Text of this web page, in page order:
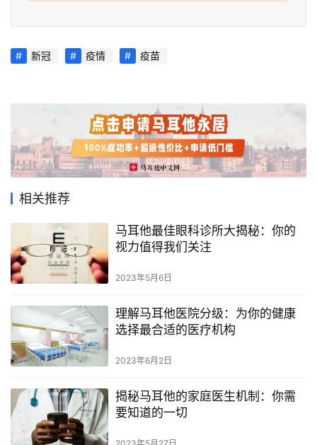
首
旅
略
生
活
指
新冠 疫情 疫苗
相关推荐
马耳他最佳眼科诊所大揭秘：你的
视力值得我们关注
2023年5月6日
理解马耳他医院分级：为你的健康
选择最合适的医疗机构
2023年6月2日
揭秘马耳他的家庭医生机制：你需
要知道的一切